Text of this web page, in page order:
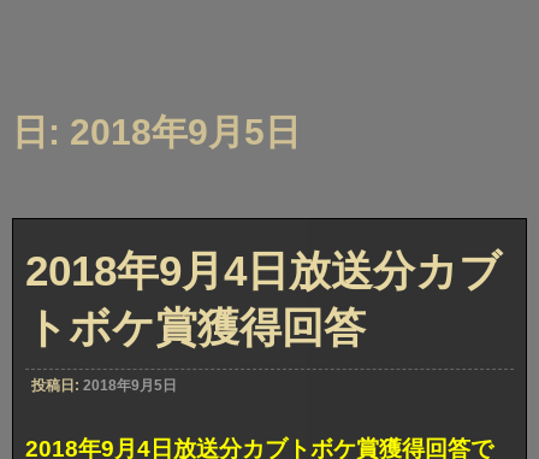
日: 2018年9月5日
2018年9月4日放送分カブ
トボケ賞獲得回答
投稿日: 2018年9月5日
2018年9月4日放送分カブトボケ賞獲得回答で